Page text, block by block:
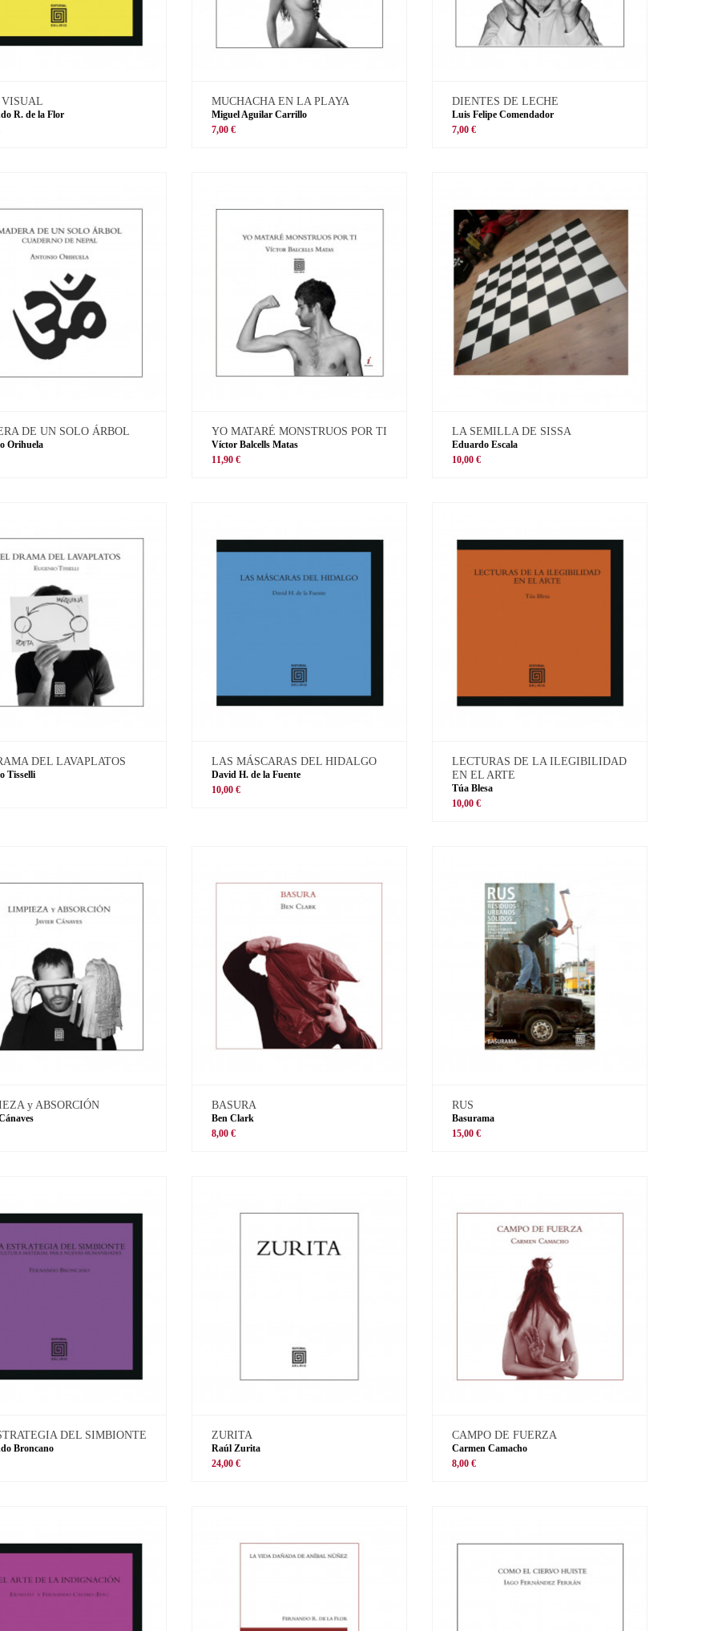
VISUAL
R. de la Flor
MUCHACHA EN LA PLAYA
Miguel Aguilar Carrillo
7,00 €
DIENTES DE LECHE
Luis Felipe Comendador
7,00 €
DE UN SOLO ÁRBOL
Orihuela
YO MATARÉ MONSTRUOS POR TI
Víctor Balcells Matas
11,90 €
LA SEMILLA DE SISSA
Eduardo Escala
10,00 €
DEL LAVAPLATOS
Tisselli
LAS MÁSCARAS DEL HIDALGO
David H. de la Fuente
10,00 €
LECTURAS DE LA ILEGIBILIDAD
EN EL ARTE
Túa Blesa
10,00 €
y ABSORCIÓN BASURA
Ben Clark
8,00 €
RUS
Basurama
15,00 €
DEL SIMBIONTE
Broncano
ZURITA
Raúl Zurita
24,00 €
CAMPO DE FUERZA
Carmen Camacho
8,00 €